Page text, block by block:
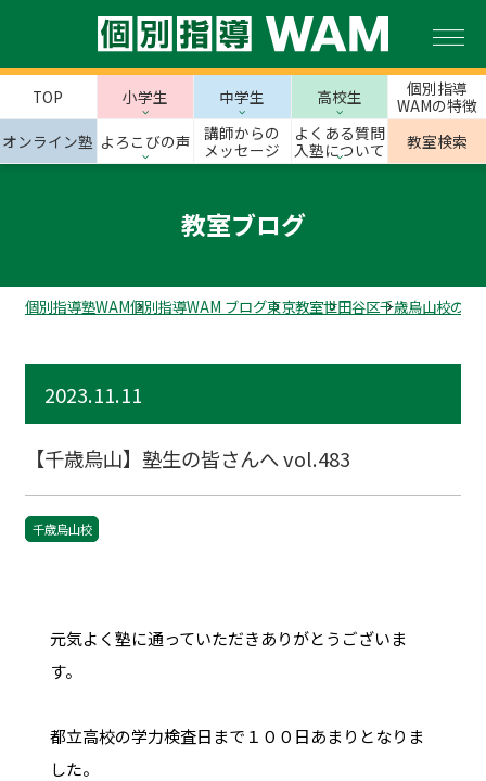
TOP 小学生 中学生 高校生
個別指導
WAMの特徴
オンライン塾 よろこびの声
講師からの
メッセージ
よくある質問
入塾について
教室検索
教室ブログ
個別指導塾WAM個別指導WAM ブログ東京教室世田谷区千歳烏山校のス
2023.11.11
【千歳烏山】塾生の皆さんへ vol.483
千歳烏山校
元気よく塾に通っていただきありがとうございま
す。
都立高校の学力検査日まで１００日あまりとなりま
した。